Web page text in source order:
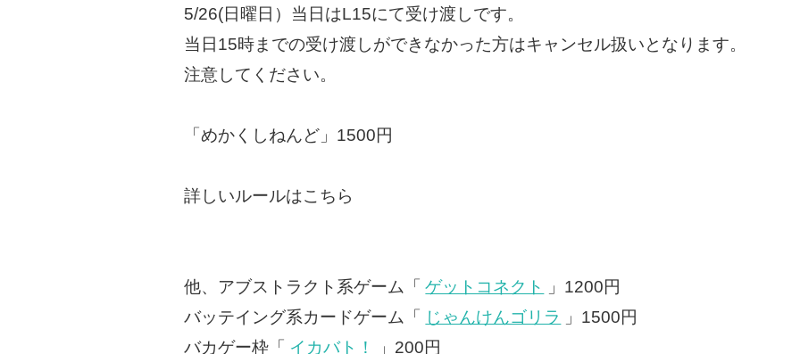
5/26(日曜日）当日はL15にて受け渡しです。
当日15時までの受け渡しができなかった方はキャンセル扱いとなります。
注意してください。
「めかくしねんど」1500円
詳しいルールはこちら
他、アブストラクト系ゲーム「 ゲットコネクト
」1200円
バッテイング系カードゲーム「
じゃんけんゴリラ
」1500円
バカゲー枠「
イカバト！ 」200円